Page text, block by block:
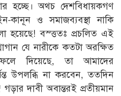
হচ্ছে। অথচ দেশবিধায়কগণ
কানূন ও সমাজব্যবস্থা নাকি
হয়েছে! বস্ত্ততঃ প্রচলিত এই
যে নারীকে কতটা অরক্ষিত
দিয়েছে, তা আমাদের
উপলব্ধি না করবেন, ততদিন
দাবী অবান্তরই প্রতীয়মান